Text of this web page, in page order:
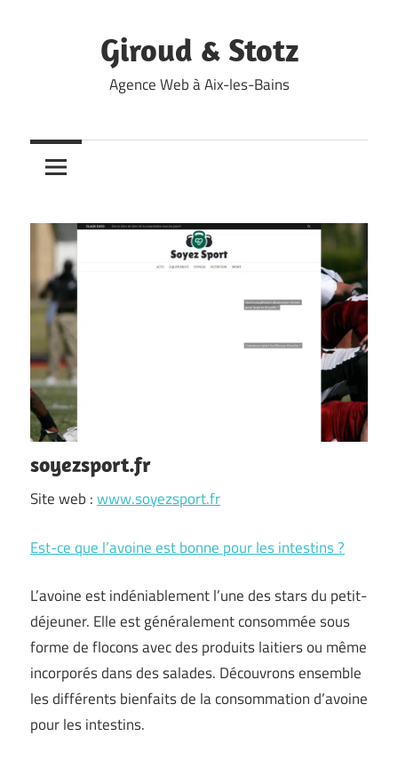
Giroud & Stotz
Agence Web à Aix-les-Bains
soyezsport.fr
Site web :www.soyezsport.fr
Est-ce que l’avoine est bonne pour les intestins ?
L’avoine est indéniablement l’une des stars du petit-
déjeuner. Elle est généralement consommée sous
forme de flocons avec des produits laitiers ou même
incorporés dans des salades. Découvrons ensemble
les différents bienfaits de la consommation d’avoine
pour les intestins.